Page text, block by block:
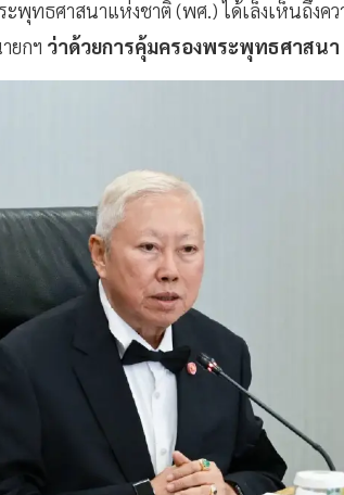
พุทธศาสนาแห่งชาติ (พศ.) ได้เล็งเห็นถึงค
ยกฯ ว่าด้วยการคุ้มครองพระพุทธศาสนา